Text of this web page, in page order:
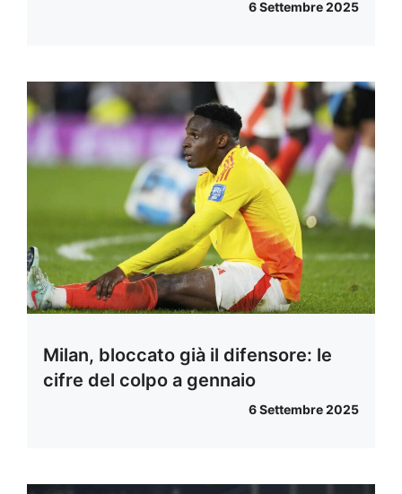
6 Settembre 2025
Milan, bloccato già il difensore: le
cifre del colpo a gennaio
6 Settembre 2025